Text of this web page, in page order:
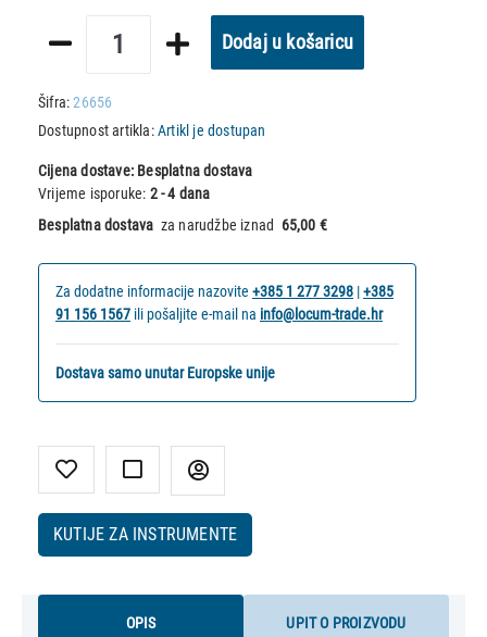
Dodaj u košaricu
Šifra:26656
Dostupnost artikla:Artikl je dostupan
Cijena dostave: Besplatna dostava
Vrijeme isporuke: 2 - 4 dana
Besplatna dostava za narudžbe iznad 65,00 €
Za dodatne informacije nazovite +385 1 277 3298 |+385
91 156 1567 ili pošaljite e-mail na info@locum-trade.hr
Dostava samo unutar Europske unije
KUTIJE ZA INSTRUMENTE
OPIS UPIT O PROIZVODU